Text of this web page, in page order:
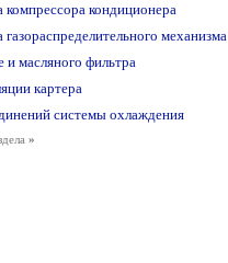
кондиционера
механизма
и масляного фильтра
картера
системы охлаждения
»